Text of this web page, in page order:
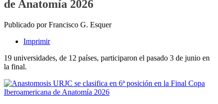
de Anatomía 2026
Publicado por Francisco G. Esquer
Imprimir
19 universidades, de 12 países, participaron el pasado 3 de junio en
la final.